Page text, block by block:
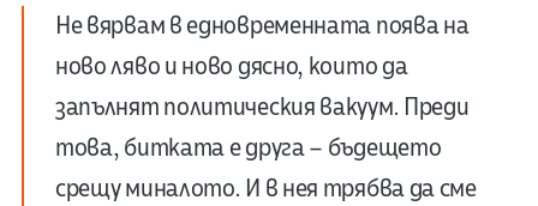
Не вярвам в едновременната поява на
ново ляво и ново дясно, които да
запълнят политическия вакуум. Преди
това, битката е друга – бъдещето
срещу миналото. И в нея трябва да сме